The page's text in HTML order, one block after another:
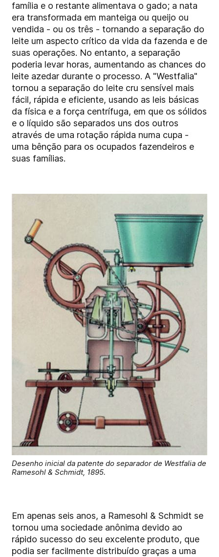
família e o restante alimentava o gado; a nata
era transformada em manteiga ou queijo ou
vendida - ou os três - tornando a separação do
leite um aspecto crítico da vida da fazenda e de
suas operações. No entanto, a separação
poderia levar horas, aumentando as chances do
leite azedar durante o processo. A "Westfalia"
tornou a separação do leite cru sensível mais
fácil, rápida e eficiente, usando as leis básicas
da física e a força centrífuga, em que os sólidos
e o líquido são separados uns dos outros
através de uma rotação rápida numa cupa -
uma bênção para os ocupados fazendeiros e
suas famílias.
Desenho inicial da patente do separador de Westfalia de
Ramesohl & Schmidt, 1895.
Em apenas seis anos, a Ramesohl & Schmidt se
tornou uma sociedade anônima devido ao
rápido sucesso do seu excelente produto, que
podia ser facilmente distribuído graças a uma